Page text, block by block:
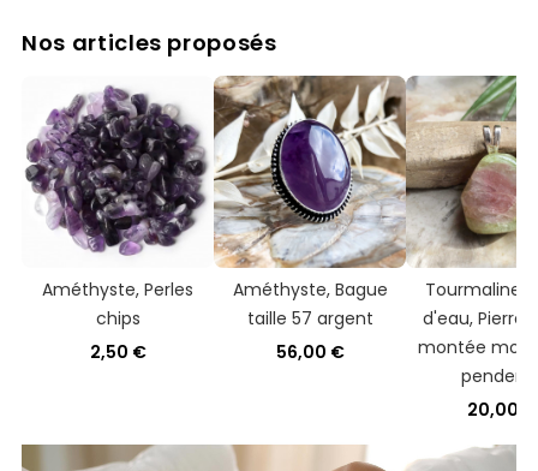
Nos articles proposés
Améthyste, Perles
chips
2,50 €
Améthyste, Bague
taille 57 argent
56,00 €
Tourmaline
d'eau, Pierre
montée
20,00 €